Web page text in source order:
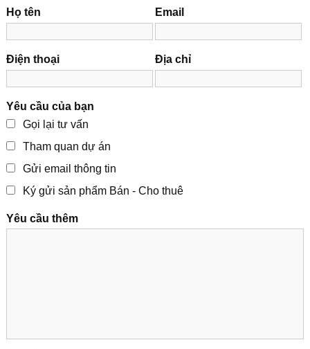
Họ tên Email
Điện thoại Địa chỉ
Yêu cầu của bạn
Gọi lại tư vấn
Tham quan dự án
Gửi email thông tin
Ký gửi sản phẩm Bán - Cho thuê
Yêu cầu thêm